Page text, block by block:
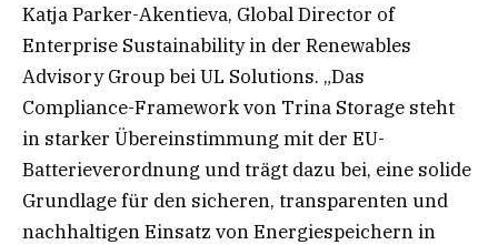
Katja Parker-Akentieva, Global Director of
Enterprise Sustainability in der Renewables
Advisory Group bei UL Solutions. „Das
Compliance-Framework von Trina Storage steht
in starker Übereinstimmung mit der EU-
Batterieverordnung und trägt dazu bei, eine solide
Grundlage für den sicheren, transparenten und
nachhaltigen Einsatz von Energiespeichern in